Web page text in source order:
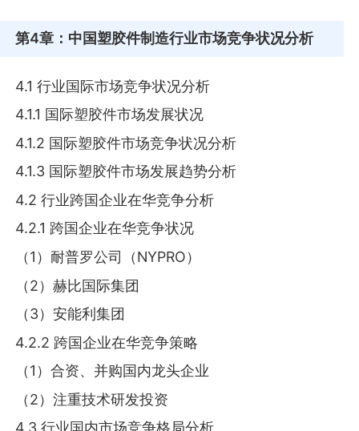
第4章 ：中国塑胶件制造行业市场竞争状况分析
4.1 行业国际市场竞争状况分析
4.1.1 国际塑胶件市场发展状况
4.1.2 国际塑胶件市场竞争状况分析
4.1.3 国际塑胶件市场发展趋势分析
4.2 行业跨国企业在华竞争分析
4.2.1 跨国企业在华竞争状况
（1）耐普罗公司（NYPRO）
（2）赫比国际集团
（3）安能利集团
4.2.2 跨国企业在华竞争策略
（1）合资、并购国内龙头企业
（2）注重技术研发投资
4.3 行业国内市场竞争格局分析